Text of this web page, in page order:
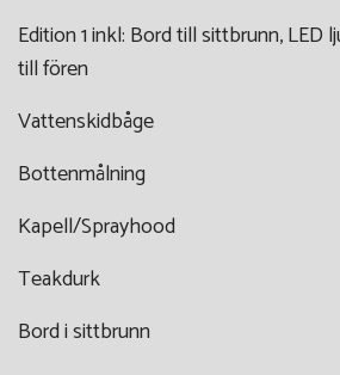
Edition 1 inkl: Bord till sittbrunn, LED
till fören
Vattenskidbåge
Bottenmålning
Kapell/Sprayhood
Teakdurk
Bord i sittbrunn